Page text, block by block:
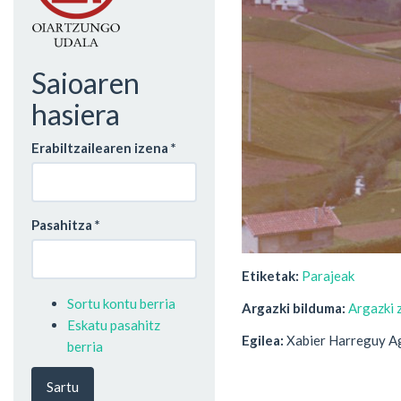
Saioaren
hasiera
Erabiltzailearen izena *
Pasahitza *
Sortu kontu berria
Eskatu pasahitz
berria
Sartu
Etiketak: Parajeak
Argazki bilduma: Argazki
Egilea: Xabier Harreguy